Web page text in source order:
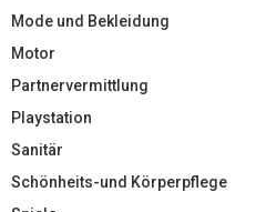
Mode und Bekleidung
Motor
Partnervermittlung
Playstation
Sanitär
Schönheits-und Körperpflege